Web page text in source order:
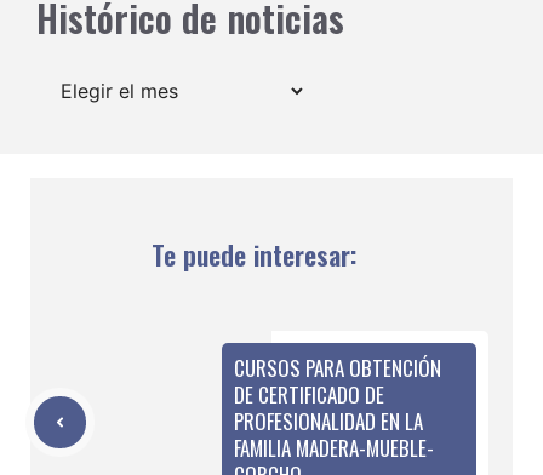
Histórico de noticias
Archivos
Te puede interesar:
CURSOS PARA OBTENCIÓN
DE CERTIFICADO DE
PROFESIONALIDAD EN LA
FAMILIA MADERA-MUEBLE-